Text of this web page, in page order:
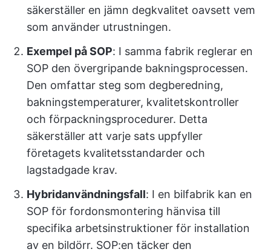
säkerställer en jämn degkvalitet oavsett vem
som använder utrustningen.
Exempel på SOP: I samma fabrik reglerar en
SOP den övergripande bakningsprocessen.
Den omfattar steg som degberedning,
bakningstemperaturer, kvalitetskontroller
och förpackningsprocedurer. Detta
säkerställer att varje sats uppfyller
företagets kvalitetsstandarder och
lagstadgade krav.
Hybridanvändningsfall: I en bilfabrik kan en
SOP för fordonsmontering hänvisa till
specifika arbetsinstruktioner för installation
av en bildörr. SOP:en täcker den